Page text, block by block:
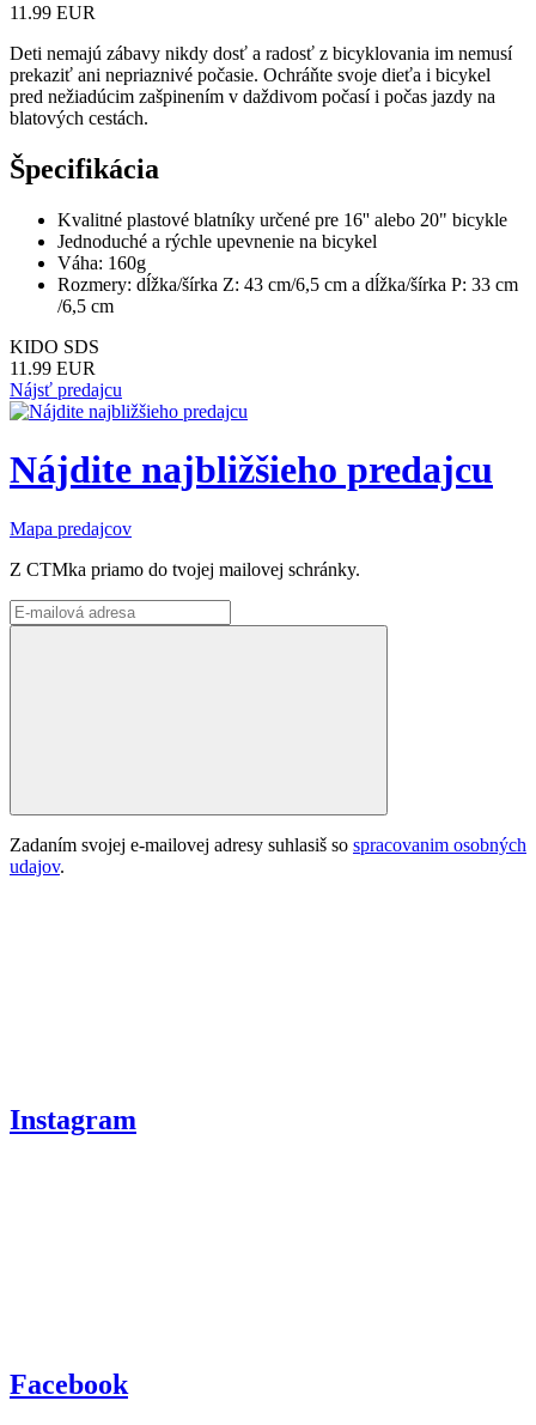
11.99 EUR
Deti nemajú zábavy nikdy dosť a radosť z bicyklovania im nemusí
prekaziť ani nepriaznivé počasie. Ochráňte svoje dieťa i bicykel
pred nežiadúcim zašpinením v daždivom počasí i počas jazdy na
blatových cestách.
Špecifikácia
Kvalitné plastové blatníky určené pre 16'' alebo 20" bicykle
Jednoduché a rýchle upevnenie na bicykel
Váha: 160g
Rozmery: dĺžka/šírka Z: 43 cm/6,5 cm a dĺžka/šírka P: 33 cm
/6,5 cm
KIDO SDS
11.99 EUR
Nájsť predajcu
Nájdite najbližšieho predajcu
Mapa predajcov
Z CTMka priamo do tvojej mailovej schránky.
Zadaním svojej e-mailovej adresy suhlasiš so spracovanim osobných
udajov.
Instagram
Facebook